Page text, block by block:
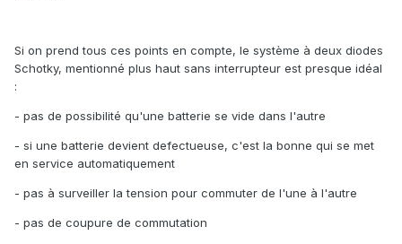
Si on prend tous ces points en compte, le système à deux diodes
Schotky, mentionné plus haut sans interrupteur est presque idéal
:
- pas de possibilité qu'une batterie se vide dans l'autre
- si une batterie devient defectueuse, c'est la bonne qui se met
en service automatiquement
- pas à surveiller la tension pour commuter de l'une à l'autre
- pas de coupure de commutation